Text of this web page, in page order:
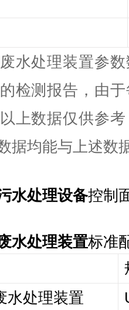
水处理装置参
检测报告，由
上数据仅供参
据均能与上述数
水处理设备控制
水处理装置标准
水处理装置